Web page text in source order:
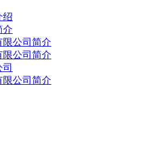
绍
介
限公司简介
公司简介
公司简介